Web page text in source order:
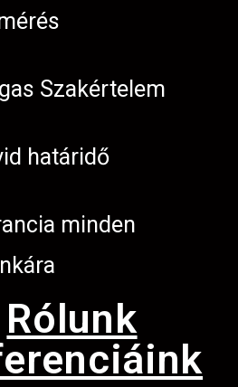
Szakértelem
határidő
minden
Rólunk